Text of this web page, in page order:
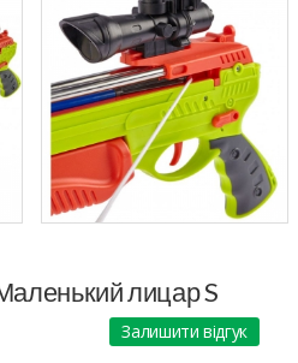
лицар S
Залишити відгук